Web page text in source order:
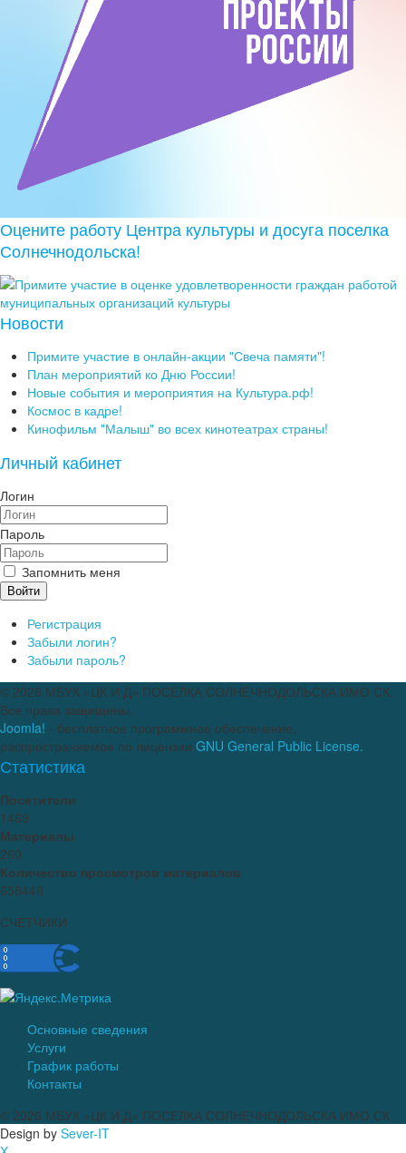
Оцените работу Центра культуры и досуга поселка
Солнечнодольска!
Новости
Примите участие в онлайн-акции "Свеча памяти"!
План мероприятий ко Дню России!
Новые события и мероприятия на Культура.рф!
Космос в кадре!
Кинофильм "Малыш" во всех кинотеатрах страны!
Личный кабинет
Логин
Пароль
Запомнить меня
Войти
Регистрация
Забыли логин?
Забыли пароль?
© 2026 МБУК «ЦК И Д» ПОСЕЛКА СОЛНЕЧНОДОЛЬСКА ИМО СК.
Все права защищены.
Joomla! - бесплатное программное обеспечение,
распространяемое по лицензии GNU General Public License.
Статистика
Посетители
1469
Материалы
260
Количество просмотров материалов
658448
СЧЕТЧИКИ
Основные сведения
Услуги
График работы
Контакты
© 2026 МБУК «ЦК И Д» ПОСЕЛКА СОЛНЕЧНОДОЛЬСКА ИМО СК
Design by Sever-IT